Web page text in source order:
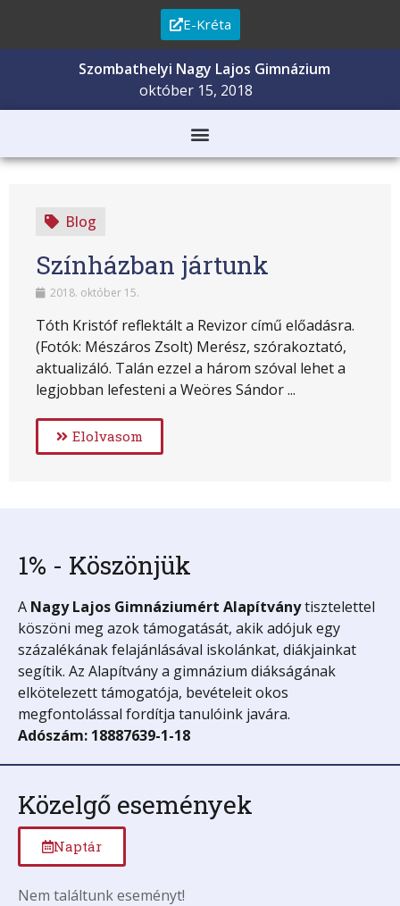
E-Kréta
Szombathelyi Nagy Lajos Gimnázium
október 15, 2018
Blog
Színházban jártunk
2018. október 15.
Tóth Kristóf reflektált a Revizor című előadásra.
(Fotók: Mészáros Zsolt) Merész, szórakoztató,
aktualizáló. Talán ezzel a három szóval lehet a
legjobban lefesteni a Weöres Sándor ...
Elolvasom
1% - Köszönjük
A Nagy Lajos Gimnáziumért Alapítványtisztelettel
köszöni meg azok támogatását, akik adójuk egy
százalékának felajánlásával iskolánkat, diákjainkat
segítik. Az Alapítvány a gimnázium diákságának
elkötelezett támogatója, bevételeit okos
megfontolással fordítja tanulóink javára.
Adószám: 18887639-1-18
Közelgő események
Naptár
Nem találtunk eseményt!